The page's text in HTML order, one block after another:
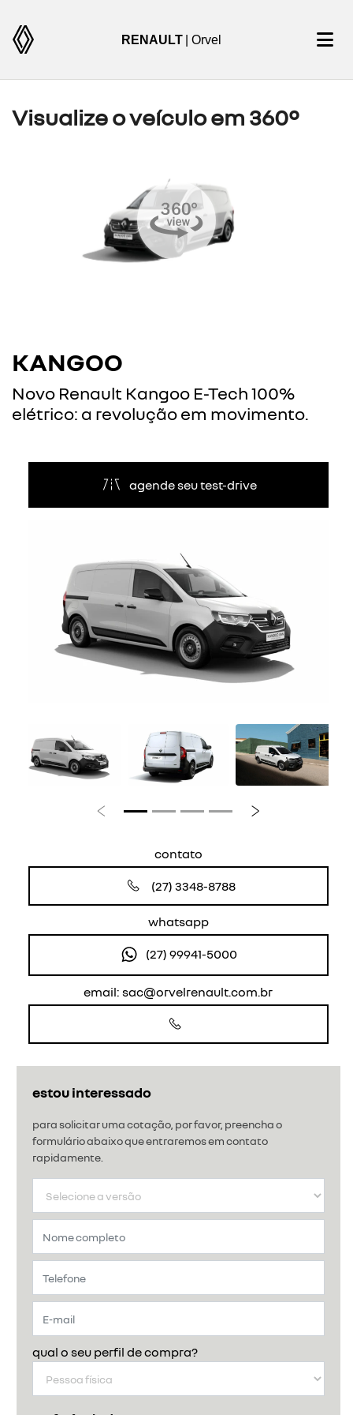
RENAULT | Orvel
Visualize o veículo em 360°
KANGOO
Novo Renault Kangoo E-Tech 100%
elétrico: a revolução em movimento.
agende seu test-drive
estou interessado
para solicitar uma cotação, por favor, preencha o
formulário abaixo que entraremos em contato
rapidamente.
qual o seu perfil de compra?
Anterior
Anterior Próximo
contato
(27) 3348-8788
whatsapp
(27) 99941-5000
email: sac@orvelrenault.com.br